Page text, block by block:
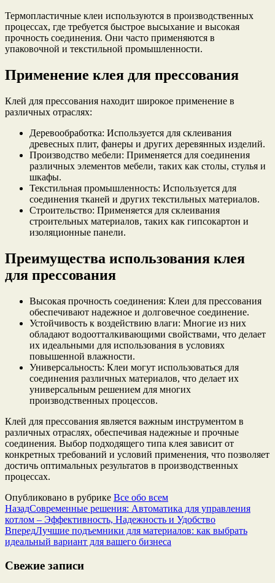
Термопластичные клеи используются в производственных
процессах, где требуется быстрое высыхание и высокая
прочность соединения. Они часто применяются в
упаковочной и текстильной промышленности.
Применение клея для прессования
Клей для прессования находит широкое применение в
различных отраслях:
Деревообработка: Используется для склеивания
древесных плит, фанеры и других деревянных изделий.
Производство мебели: Применяется для соединения
различных элементов мебели, таких как столы, стулья и
шкафы.
Текстильная промышленность: Используется для
соединения тканей и других текстильных материалов.
Строительство: Применяется для склеивания
строительных материалов, таких как гипсокартон и
изоляционные панели.
Преимущества использования клея
для прессования
Высокая прочность соединения: Клеи для прессования
обеспечивают надежное и долговечное соединение.
Устойчивость к воздействию влаги: Многие из них
обладают водоотталкивающими свойствами, что делает
их идеальными для использования в условиях
повышенной влажности.
Универсальность: Клеи могут использоваться для
соединения различных материалов, что делает их
универсальным решением для многих
производственных процессов.
Клей для прессования является важным инструментом в
различных отраслях, обеспечивая надежные и прочные
соединения. Выбор подходящего типа клея зависит от
конкретных требований и условий применения, что позволяет
достичь оптимальных результатов в производственных
процессах.
Опубликовано в рубрике Все обо всем
НазадСовременные решения: Автоматика для управления
котлом – Эффективность, Надежность и Удобство
ВпередЛучшие подъемники для материалов: как выбрать
идеальный вариант для вашего бизнеса
Свежие записи